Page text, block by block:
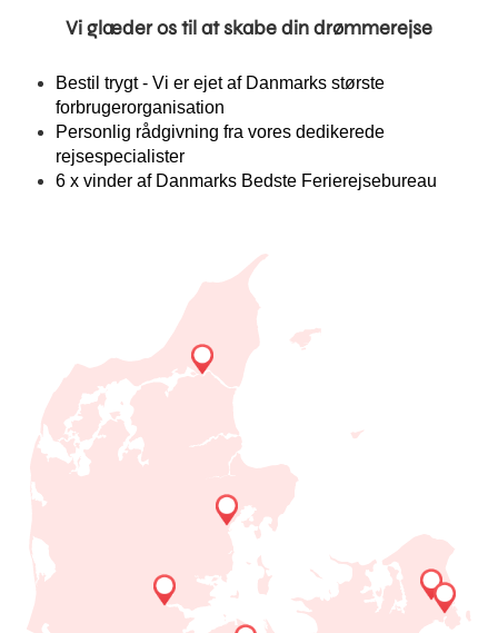
Vi glæder os til at skabe din drømmerejse
Bestil trygt - Vi er ejet af Danmarks største
forbrugerorganisation
Personlig rådgivning fra vores dedikerede
rejsespecialister
6 x vinder af Danmarks Bedste Ferierejsebureau